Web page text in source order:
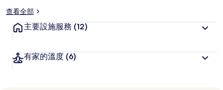
查看全部
主要設施服務 (12)
有家的溫度 (6)